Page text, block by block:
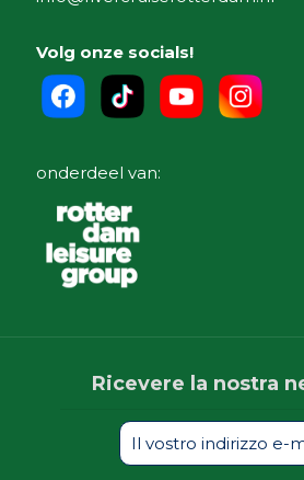
Volg onze socials!
onderdeel van:
Ricevere la nostra